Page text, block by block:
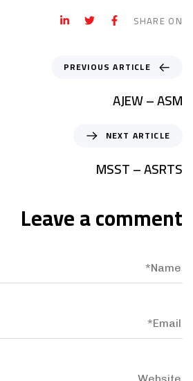
SHARE ON
PREVIOUS ARTICLE
AJEW – ASM
NEXT ARTICLE
MSST – ASRTS
Leave a comment